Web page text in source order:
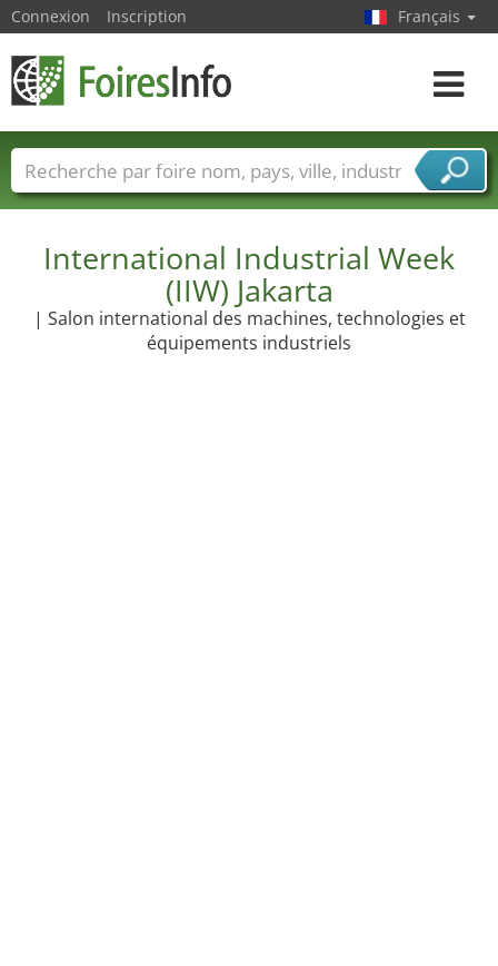
International Industrial Week
(IIW) Jakarta
| Salon international des machines, technologies et
équipements industriels
Connexion Inscription Français
Toggle
Foire noms Pays Villes
Secteurs de foire